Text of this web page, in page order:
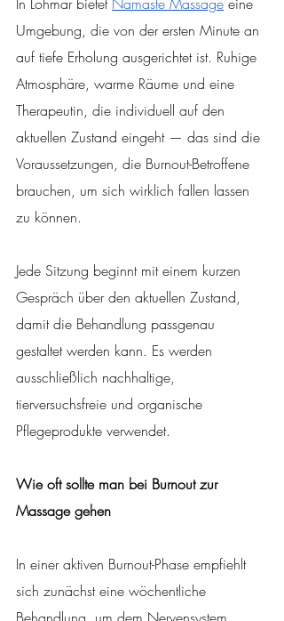
Umgebung, die von der ersten Minute an
auf tiefe Erholung ausgerichtet ist. Ruhige
Atmosphäre, warme Räume und eine
Therapeutin, die individuell auf den
aktuellen Zustand eingeht — das sind die
Voraussetzungen, die Burnout-Betroffene
brauchen, um sich wirklich fallen lassen
zu können.
Jede Sitzung beginnt mit einem kurzen
Gespräch über den aktuellen Zustand,
damit die Behandlung passgenau
gestaltet werden kann. Es werden
ausschließlich nachhaltige,
tierversuchsfreie und organische
Pflegeprodukte verwendet.
Wie oft sollte man bei Burnout zur
Massage gehen
In einer aktiven Burnout-Phase empfiehlt
sich zunächst eine wöchentliche